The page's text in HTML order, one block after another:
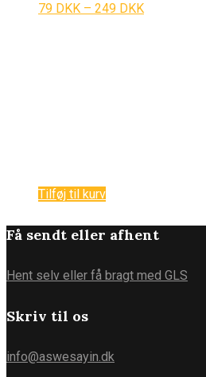
79 DKK – 249 DKK
Tilføj til kurv
Få sendt eller afhent
Hent selv eller få bragt med GLS
Skriv til os
info@aswesayin.dk